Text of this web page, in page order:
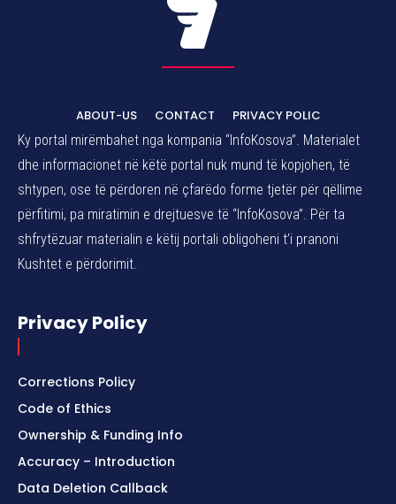
ABOUT-US CONTACT
PRIVACY POLIC
Ky portal mirëmbahet nga kompania “InfoKosova”. Materialet
dhe informacionet në këtë portal nuk mund të kopjohen, të
shtypen, ose të përdoren në çfarëdo forme tjetër për qëllime
përfitimi, pa miratimin e drejtuesve të “InfoKosova”. Për ta
shfrytëzuar materialin e këtij portali obligoheni t’i pranoni
Kushtet e përdorimit.
Privacy Policy
Corrections Policy
Code of Ethics
Ownership & Funding Info
Accuracy – Introduction
Data Deletion Callback